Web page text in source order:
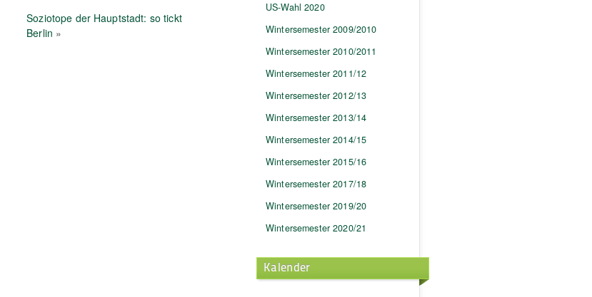
Soziotope der Hauptstadt: so tickt
Berlin »
US-Wahl 2020
Wintersemester 2009/2010
Wintersemester 2010/2011
Wintersemester 2011/12
Wintersemester 2012/13
Wintersemester 2013/14
Wintersemester 2014/15
Wintersemester 2015/16
Wintersemester 2017/18
Wintersemester 2019/20
Wintersemester 2020/21
Kalender